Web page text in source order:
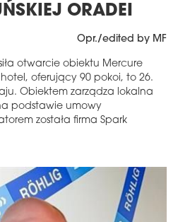
ORADEI
Opr./edited by MF
otwarcie obiektu Mercure
oferujący 90 pokoi, to 26.
Obiektem zarządza lokalna
podstawie umowy
została firma Spark